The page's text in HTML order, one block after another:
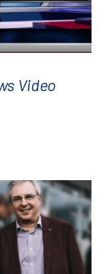
Video
Video